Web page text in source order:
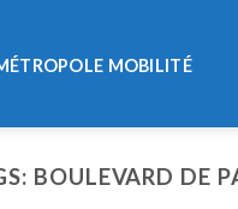
MOBILITÉ
BOULEVARD DE